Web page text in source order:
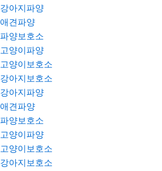
강아지파양
애견파양
파양보호소
고양이파양
고양이보호소
강아지보호소
강아지파양
애견파양
파양보호소
고양이파양
고양이보호소
강아지보호소